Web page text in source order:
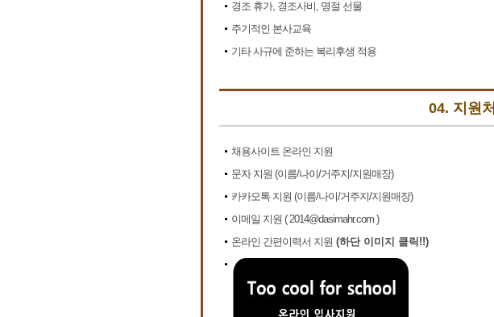
경조 휴가, 경조사비, 명절 선물
주기적인 본사교육
기타 사규에 준하는 복리후생 적용
04. 지원처
채용사이트 온라인 지원
문자 지원 (이름/나이/거주지/지원매장)
카카오톡 지원 (이름/나이/거주지/지원매장)
이메일 지원 ( 2014@dasimahr.com )
온라인 간편이력서 지원 (하단 이미지 클릭!!)